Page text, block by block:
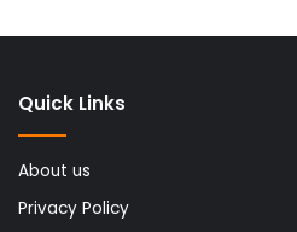
Quick Links
About us
Privacy Policy